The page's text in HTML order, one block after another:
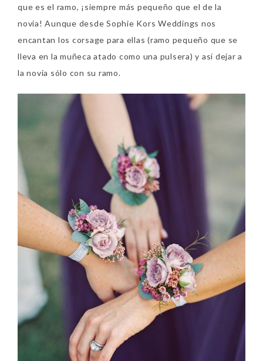
que es el ramo, ¡siempre más pequeño que el de la
novia! Aunque desde Sophie Kors Weddings nos
encantan los corsage para ellas (ramo pequeño que se
lleva en la muñeca atado como una pulsera) y así dejar a
la novia sólo con su ramo.